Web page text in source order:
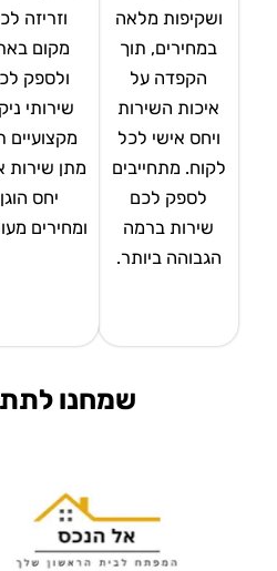
ושקיפות מלאה
במחירים, תוך
הקפדה על
איכות השירות
ויחס אישי לכל
לקוח. מתחייבים
לספק לכם
שירות ברמה
הגבוהה ביותר.
וזריזה
מקום
ולספק
שירותי
מקצועיים
מתן שירות
יחס הוגן
ומחירים
שמחנו